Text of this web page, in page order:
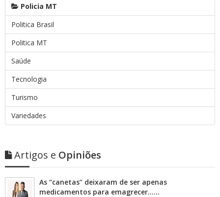
Policia MT
Politica Brasil
Politica MT
Saúde
Tecnologia
Turismo
Variedades
Artigos e Opiniões
As “canetas” deixaram de ser apenas
medicamentos para emagrecer……